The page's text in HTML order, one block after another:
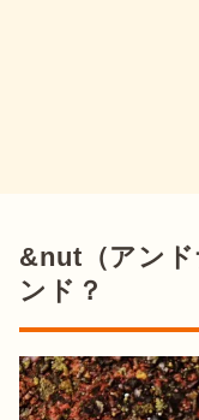
&nut（アン
ンド？